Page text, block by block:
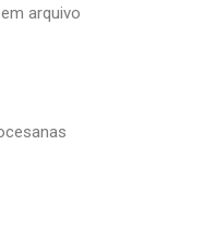
arquivo